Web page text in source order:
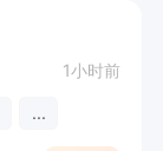
1小时前
...